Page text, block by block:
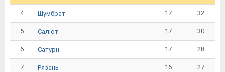
4 Шумбрат 17 32
5 Салют 17 30
6 Сатурн 17 28
7 Рязань 16 27